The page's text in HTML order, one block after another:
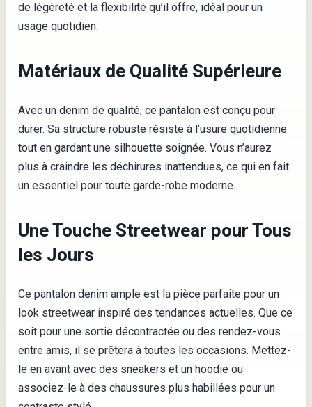
de légèreté et la flexibilité qu’il offre, idéal pour un
usage quotidien.
Matériaux de Qualité Supérieure
Avec un denim de qualité, ce pantalon est conçu pour
durer. Sa structure robuste résiste à l’usure quotidienne
tout en gardant une silhouette soignée. Vous n’aurez
plus à craindre les déchirures inattendues, ce qui en fait
un essentiel pour toute garde-robe moderne.
Une Touche Streetwear pour Tous
les Jours
Ce pantalon denim ample est la pièce parfaite pour un
look streetwear inspiré des tendances actuelles. Que ce
soit pour une sortie décontractée ou des rendez-vous
entre amis, il se prêtera à toutes les occasions. Mettez-
le en avant avec des sneakers et un hoodie ou
associez-le à des chaussures plus habillées pour un